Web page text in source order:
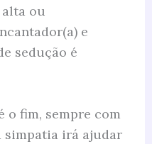
alta ou
e
sedução é
o fim, sempre com
simpatia irá ajudar